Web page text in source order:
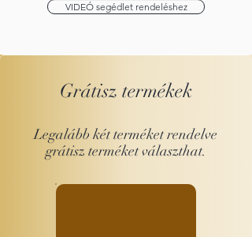
VIDEÓ segédlet rendeléshez
Grátisz termékek
Legalább két terméket rendelve
grátisz terméket választhat.